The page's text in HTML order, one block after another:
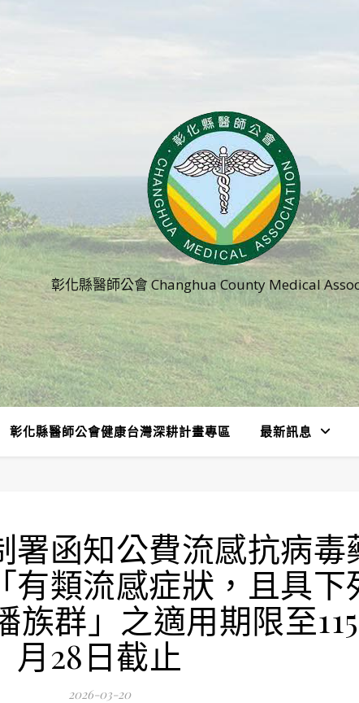
彰化縣醫師公會 Changhua County Medical
彰化縣醫師公會健康台灣深耕計畫專區 最新訊息
署函知公費流感抗病毒
有類流感症狀，且具下
族群」之適用期限至
月28日截止
2026-03-20